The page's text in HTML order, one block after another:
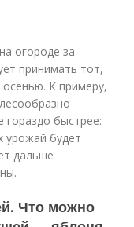
огороде за
принимать тот,
К примеру,
быстрее:
урожай будет
дальше
Что можно